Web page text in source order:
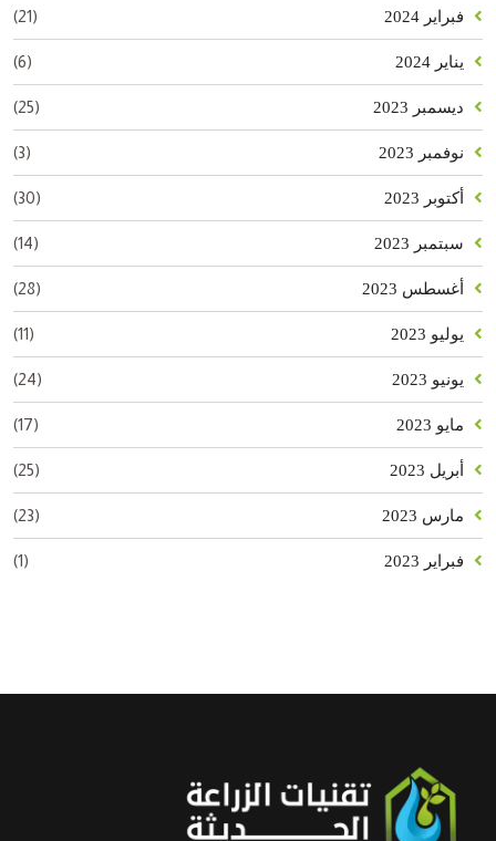
فبراير 2024 (21)
يناير 2024 (6)
ديسمبر 2023 (25)
نوفمبر 2023 (3)
أكتوبر 2023 (30)
سبتمبر 2023 (14)
أغسطس 2023 (28)
يوليو 2023 (11)
يونيو 2023 (24)
مايو 2023 (17)
أبريل 2023 (25)
مارس 2023 (23)
فبراير 2023 (1)